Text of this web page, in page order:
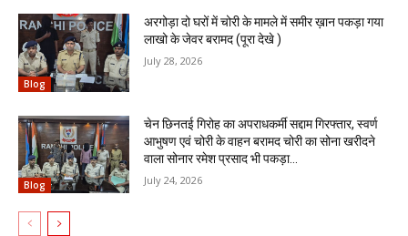
Blog
अरगोड़ा दो घरों में चोरी के मामले में समीर ख़ान पकड़ा गया
लाखो के जेवर बरामद (पूरा देखे )
July 28, 2026
Blog
चेन छिनतई गिरोह का अपराधकर्मी सद्दाम गिरफ्तार, स्वर्ण
आभुषण एवं चोरी के वाहन बरामद चोरी का सोना खरीदने
वाला सोनार रमेश प्रसाद भी पकड़ा...
July 24, 2026